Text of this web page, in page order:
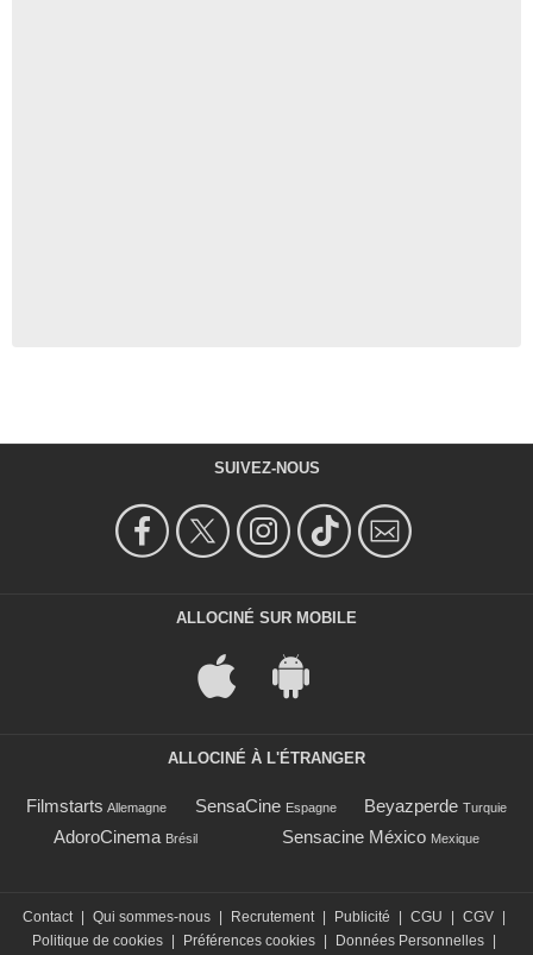
SUIVEZ-NOUS
ALLOCINÉ SUR MOBILE
ALLOCINÉ À L'ÉTRANGER
Filmstarts Allemagne SensaCine Espagne Beyazperde Turquie
AdoroCinema Brésil Sensacine México Mexique
Contact | Qui sommes-nous | Recrutement | Publicité | CGU | CGV |
Politique de cookies | Préférences cookies | Données Personnelles |